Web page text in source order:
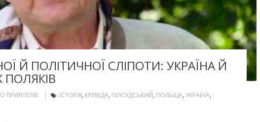
Й ПОЛІТИЧНОЇ СЛІПОТИ: УКРАЇНА Й
ПОЛЯКІВ
ПРИЯТЕЛІВ ІСТОРІЯ, КРИВДА, ПІЛСУДСЬКИЙ, ПОЛЬЩА, УКРАЇНА,